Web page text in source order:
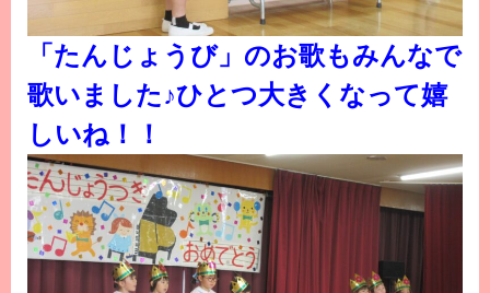
「たんじょうび」のお歌もみんなで
歌いました♪ひとつ大きくなって嬉
しいね！！